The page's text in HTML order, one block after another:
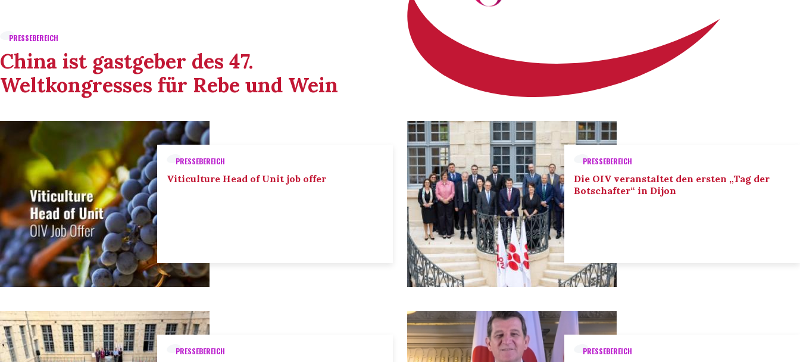
PRESSEBEREICH
China ist gastgeber des 47.
Weltkongresses für Rebe und Wein
PRESSEBEREICH
Viticulture Head of Unit job offer
PRESSEBEREICH
Die OIV veranstaltet den ersten „Tag der
Botschafter“ in Dijon
PRESSEBEREICH PRESSEBEREICH